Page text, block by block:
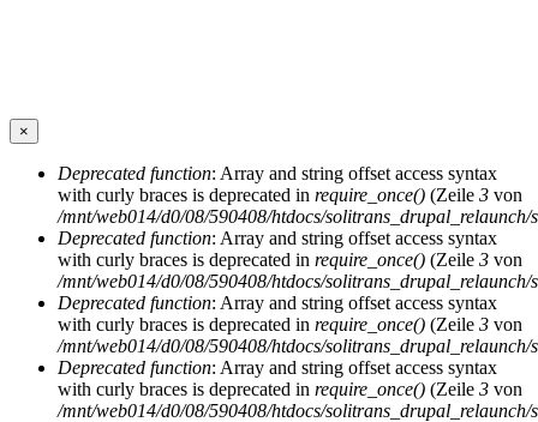
...zu Land
×
Fehlermeldung
Deprecated function: Array and string offset access syntax
with curly braces is deprecated in require_once() (Zeile 3 von
/mnt/web014/d0/08/590408/htdocs/solitrans_drupal_relaunch/
Deprecated function: Array and string offset access syntax
with curly braces is deprecated in require_once() (Zeile 3 von
/mnt/web014/d0/08/590408/htdocs/solitrans_drupal_relaunch/
Deprecated function: Array and string offset access syntax
with curly braces is deprecated in require_once() (Zeile 3 von
/mnt/web014/d0/08/590408/htdocs/solitrans_drupal_relaunch/
Deprecated function: Array and string offset access syntax
with curly braces is deprecated in require_once() (Zeile 3 von
/mnt/web014/d0/08/590408/htdocs/solitrans_drupal_relaunch/